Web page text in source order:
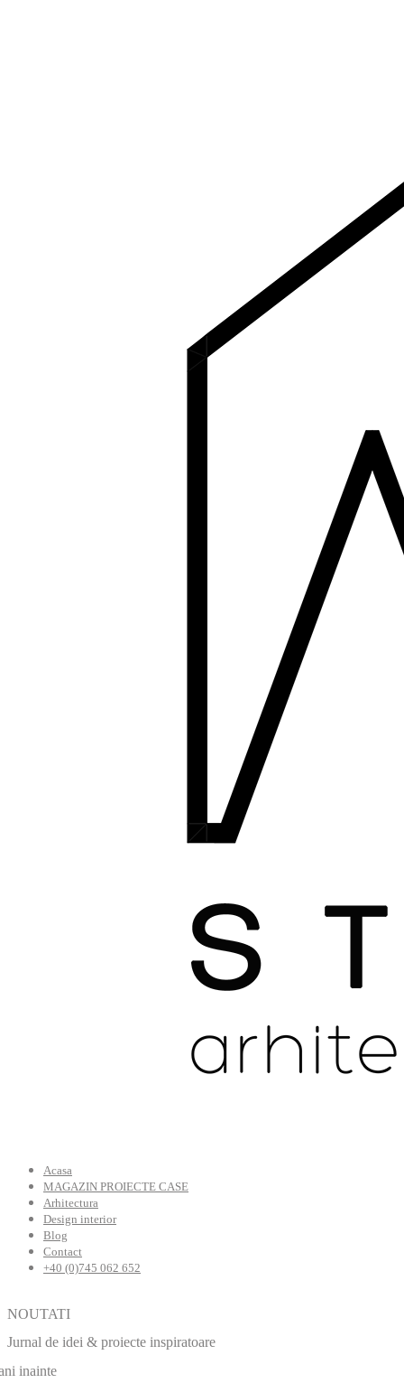
Acasa
MAGAZIN PROIECTE CASE
Arhitectura
Design interior
Blog
Contact
+40 (0)745 062 652
NOUTATI
Jurnal de idei & proiecte inspiratoare
inainte